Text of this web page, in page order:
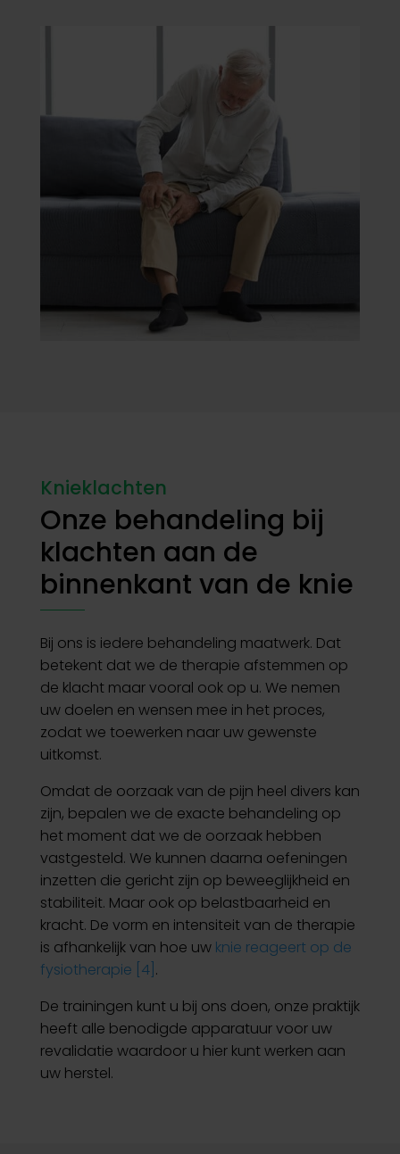
Knieklachten
Onze behandeling bij
klachten aan de
binnenkant van de knie
Bij ons is iedere behandeling maatwerk. Dat
betekent dat we de therapie afstemmen op
de klacht maar vooral ook op u. We nemen
uw doelen en wensen mee in het proces,
zodat we toewerken naar uw gewenste
uitkomst.
Omdat de oorzaak van de pijn heel divers kan
zijn, bepalen we de exacte behandeling op
het moment dat we de oorzaak hebben
vastgesteld. We kunnen daarna oefeningen
inzetten die gericht zijn op beweeglijkheid en
stabiliteit. Maar ook op belastbaarheid en
kracht. De vorm en intensiteit van de therapie
is afhankelijk van hoe uw knie reageert op de
fysiotherapie [4] .
De trainingen kunt u bij ons doen, onze praktijk
heeft alle benodigde apparatuur voor uw
revalidatie waardoor u hier kunt werken aan
uw herstel.